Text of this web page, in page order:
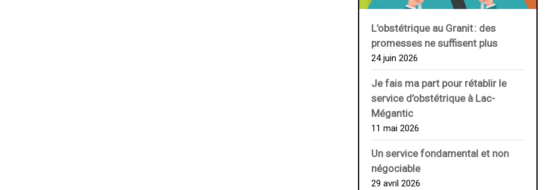
L’obstétrique au ­Granit : des
promesses ne suffisent plus
24 juin 2026
Je fais ma part pour rétablir le
service d’obstétrique à Lac-
Mégantic
11 mai 2026
Un service fondamental et non
négociable
29 avril 2026